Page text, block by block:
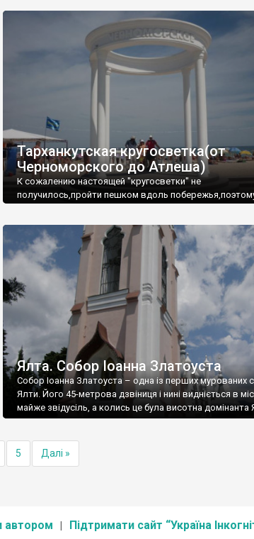
Тарханкутская кругосветка(от
Черноморского до Атлеша)
К сожалению настоящей "кругосветки" не
получилось,пройти пешком вдоль
Ялта. Собор Іоанна Златоуста
Собор Іоанна Златоуста – одна із перших мурованих
Ялти. Його 45-метрова дзвіниця і нині видніється в
майже звідусіль, а колись це була висотна домінанта
5 Далі »
автором Підтримати сайт “Україна